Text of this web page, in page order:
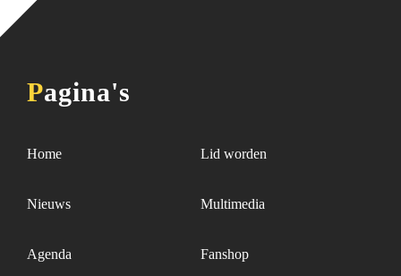
Pagina's
Home
Nieuws
Agenda
Lid worden
Multimedia
Fanshop